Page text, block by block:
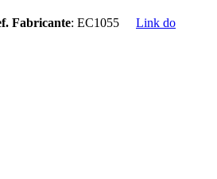
Fabricante: EC1055
Link do